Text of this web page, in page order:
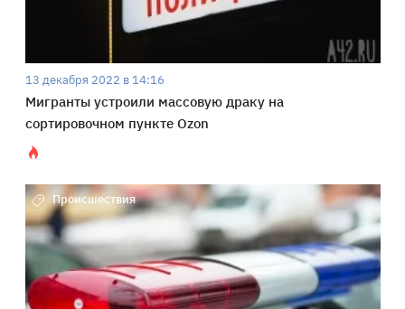
13 декабря 2022 в 14:16
Мигранты устроили массовую драку на
сортировочном пункте Ozon
Происшествия